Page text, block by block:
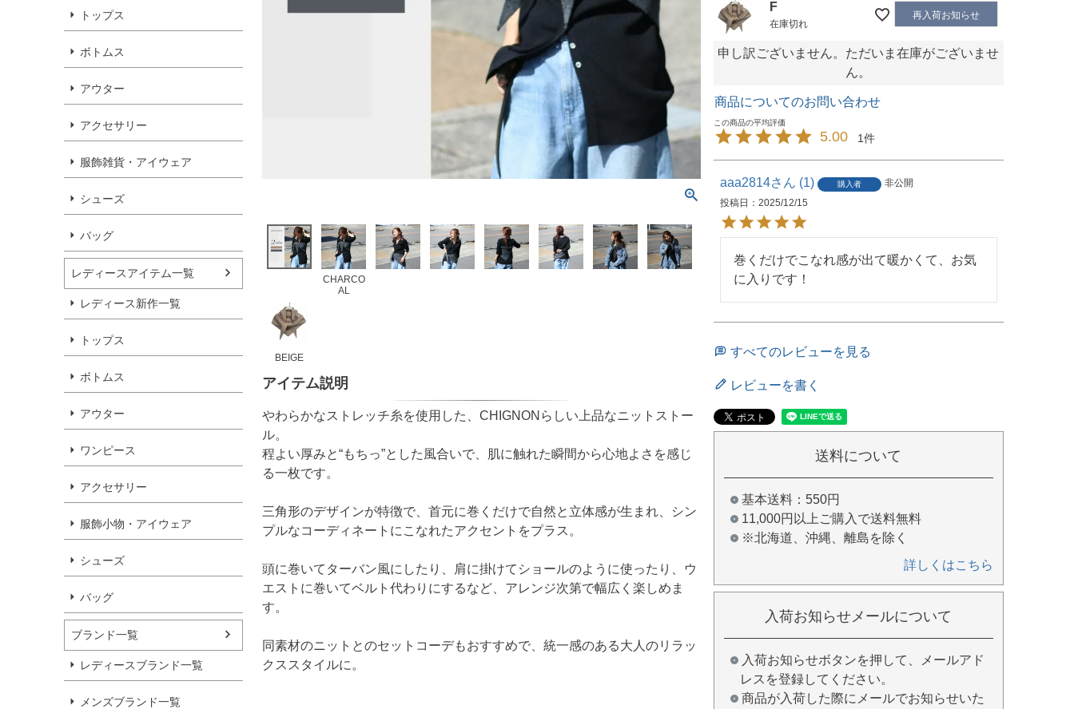
トップス
ボトムス
アウター
アクセサリー
服飾雑貨・アイウェア
シューズ
バッグ
レディースアイテム一覧
レディース新作一覧
トップス
ボトムス
アウター
ワンピース
アクセサリー
服飾小物・アイウェア
シューズ
バッグ
ブランド一覧
レディースブランド一覧
メンズブランド一覧
CHARCO
AL
BEIGE
アイテム説明
やわらかなストレッチ糸を使用した、CHIGNONらしい上品なニットストー
ル。
程よい厚みと“もちっ”とした風合いで、肌に触れた瞬間から心地よさを感じ
る一枚です。
三角形のデザインが特徴で、首元に巻くだけで自然と立体感が生まれ、シン
プルなコーディネートにこなれたアクセントをプラス。
頭に巻いてターバン風にしたり、肩に掛けてショールのように使ったり、ウ
エストに巻いてベルト代わりにするなど、アレンジ次第で幅広く楽しめま
す。
同素材のニットとのセットコーデもおすすめで、統一感のある大人のリラッ
クススタイルに。
F
在庫切れ
再入荷お知らせ
申し訳ございません。ただいま在庫がございませ
ん。
商品についてのお問い合わせ
5.00 1
aaa2814 1 購入者
非公開
投稿日
2025/12/15
巻くだけでこなれ感が出て暖かくて、お気
に入りです！
すべてのレビューを見る
レビューを書く
送料について
基本送料：550円
11,000円以上ご購入で送料無料
※北海道、沖縄、離島を除く
詳しくはこちら
入荷お知らせメールについて
入荷お知らせボタンを押して、メールアド
レスを登録してください。
商品が入荷した際にメールでお知らせいた